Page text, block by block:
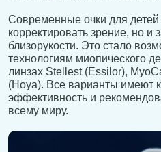
Современные очки для детей
корректировать зрение, но и
близорукости. Это стало
технологиям миопического
линзах Stellest (Essilor),
(Hoya). Все варианты имеют
эффективность и
всему миру.